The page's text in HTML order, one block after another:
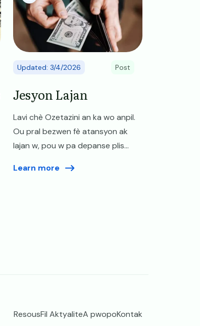
Updated: 3/4/2026 Post
Jesyon Lajan
Lavi chè Ozetazini an ka wo anpil.
Ou pral bezwen fè atansyon ak
lajan w, pou w pa depanse plis...
Learn more
ResousFil AktyaliteA pwopoKontak